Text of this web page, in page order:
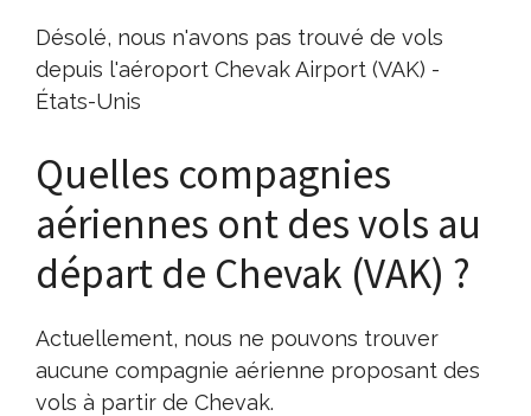
Désolé, nous n'avons pas trouvé de vols
depuis l'aéroport Chevak Airport (VAK) -
États-Unis
Quelles compagnies
aériennes ont des vols au
départ de Chevak (VAK) ?
Actuellement, nous ne pouvons trouver
aucune compagnie aérienne proposant des
vols à partir de Chevak.